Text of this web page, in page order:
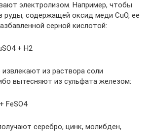
электролизом. Например, чтобы
руды, содержащей оксид меди СuО, ее
серной кислотой:
+ Н2
из раствора соли
вытесняют из сульфата железом:
FеSO4
серебро, цинк, молибден,